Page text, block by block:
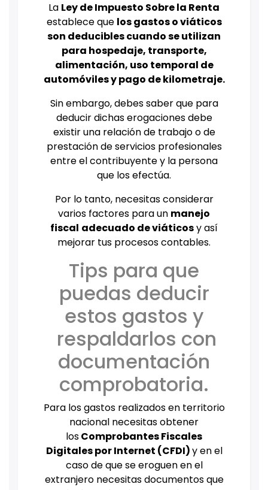
La Ley de Impuesto Sobre la Renta
establece que los gastos o viáticos
son deducibles cuando se utilizan
para hospedaje, transporte,
alimentación, uso temporal de
automóviles y pago de kilometraje.
Sin embargo, debes saber que para
deducir dichas erogaciones debe
existir una relación de trabajo o de
prestación de servicios profesionales
entre el contribuyente y la persona
que los efectúa.
Por lo tanto, necesitas considerar
varios factores para un manejo
fiscal adecuado de viáticosy así
mejorar tus procesos contables.
Tips para que
puedas deducir
estos gastos y
respaldarlos con
documentación
comprobatoria.
Para los gastos realizados en territorio
nacional necesitas obtener
losComprobantes Fiscales
Digitales por Internet (CFDI)y en el
caso de que se eroguen en el
extranjero necesitas documentos que